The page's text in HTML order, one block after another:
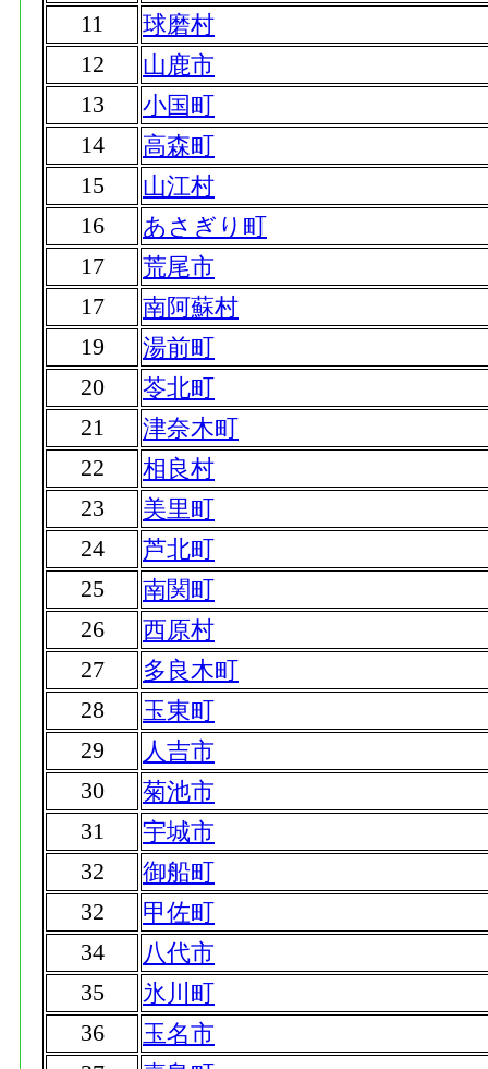
11
球磨村
12
山鹿市
13
小国町
14
高森町
15
山江村
16
あさぎり町
17
荒尾市
17
南阿蘇村
19
湯前町
20
苓北町
21
津奈木町
22
相良村
23
美里町
24
芦北町
25
南関町
26
西原村
27
多良木町
28
玉東町
29
人吉市
30
菊池市
31
宇城市
32
御船町
32
甲佐町
34
八代市
35
氷川町
36
玉名市